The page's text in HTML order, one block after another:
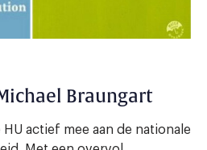
Braungart
actief mee aan de nationale